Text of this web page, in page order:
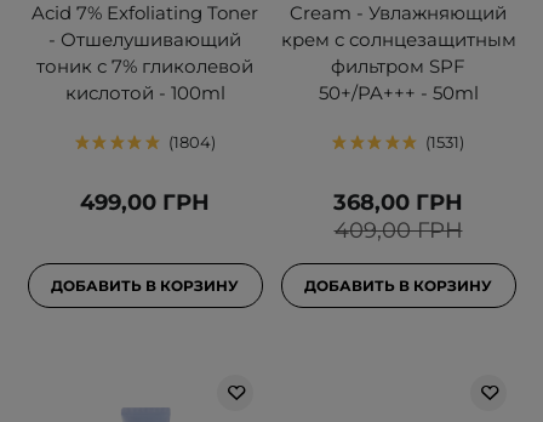
Acid 7% Exfoliating Toner
- Отшелушивающий
тоник с 7% гликолевой
кислотой - 100ml
1804
499,00 ГРН
ДОБАВИТЬ В КОРЗИНУ
Cream - Увлажняющий
крем с солнцезащитным
фильтром SPF
50+/PA+++ - 50ml
1531
409,00 ГРН
368,00 ГРН
ДОБАВИТЬ В КОРЗИНУ